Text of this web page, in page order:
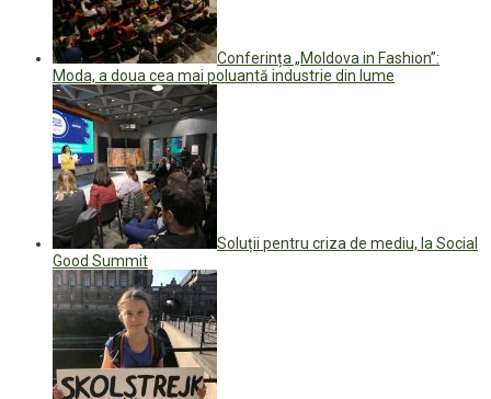
Conferința „Moldova in Fashion”:
Moda, a doua cea mai poluantă industrie din lume
Soluții pentru criza de mediu, la Social
Good Summit